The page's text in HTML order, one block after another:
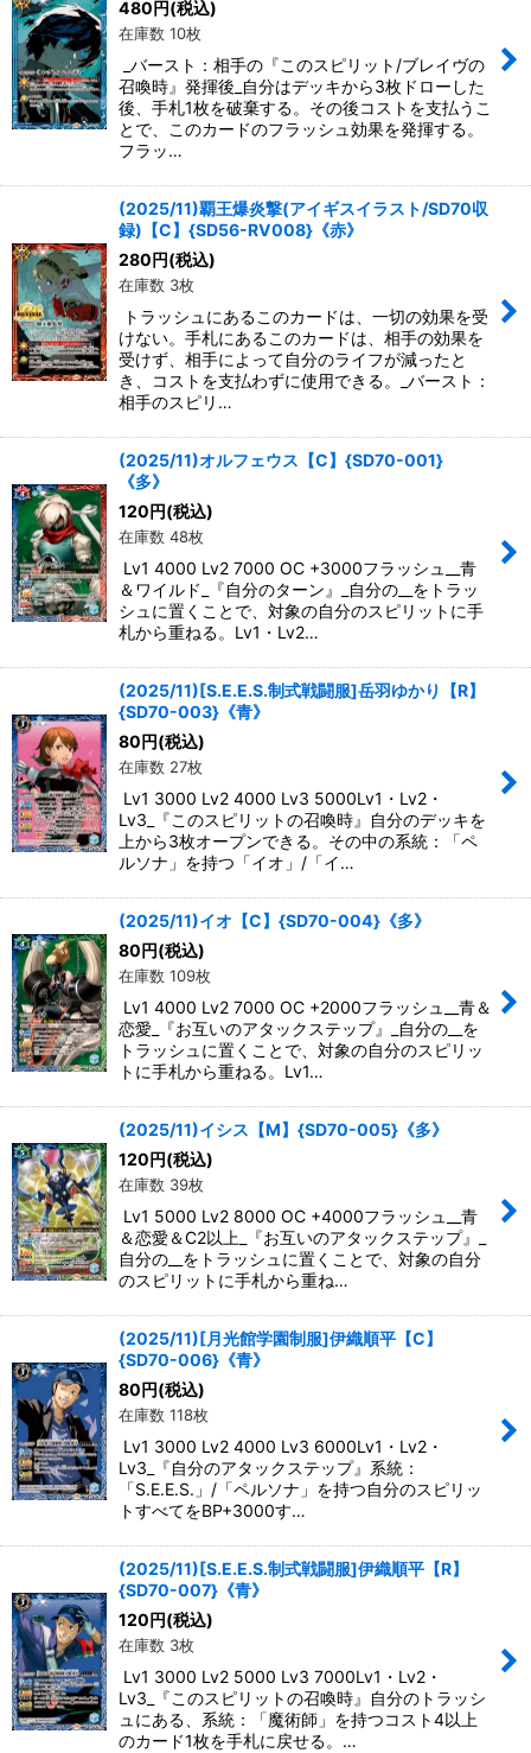
480 円(税込)
在庫数 10枚
_バースト：相手の『このスピリット/ブレイヴの
召喚時』発揮後_自分はデッキから3枚ドローした
後、手札1枚を破棄する。その後コストを支払うこ
とで、このカードのフラッシュ効果を発揮する。
フラッ…
(2025/11)覇王爆炎撃(アイギスイラスト/SD70収
録)【C】{SD56-RV008}《赤》
280 円(税込)
在庫数 3枚
トラッシュにあるこのカードは、一切の効果を受
けない。手札にあるこのカードは、相手の効果を
受けず、相手によって自分のライフが減ったと
き、コストを支払わずに使用できる。_バースト：
相手のスピリ…
(2025/11)オルフェウス【C】{SD70-001}
《多》
120 円(税込)
在庫数 48枚
Lv1 4000 Lv2 7000 OC +3000フラッシュ__青
＆ワイルド_『自分のターン』_自分の__をトラッ
シュに置くことで、対象の自分のスピリットに手
札から重ねる。Lv1・Lv2…
(2025/11)[S.E.E.S.制式戦闘服]岳羽ゆかり【R】
{SD70-003}《青》
80 円(税込)
在庫数 27枚
Lv1 3000 Lv2 4000 Lv3 5000Lv1・Lv2・
Lv3_『このスピリットの召喚時』自分のデッキを
上から3枚オープンできる。その中の系統：「ペ
ルソナ」を持つ「イオ」/「イ…
(2025/11)イオ【C】{SD70-004}《多》
80 円(税込)
在庫数 109枚
Lv1 4000 Lv2 7000 OC +2000フラッシュ__青＆
恋愛_『お互いのアタックステップ』_自分の__を
トラッシュに置くことで、対象の自分のスピリッ
トに手札から重ねる。Lv1…
(2025/11)イシス【M】{SD70-005}《多》
120 円(税込)
在庫数 39枚
Lv1 5000 Lv2 8000 OC +4000フラッシュ__青
＆恋愛＆C2以上_『お互いのアタックステップ』_
自分の__をトラッシュに置くことで、対象の自分
のスピリットに手札から重ね…
(2025/11)[月光館学園制服]伊織順平【C】
{SD70-006}《青》
80 円(税込)
在庫数 118枚
Lv1 3000 Lv2 4000 Lv3 6000Lv1・Lv2・
Lv3_『自分のアタックステップ』系統：
「S.E.E.S.」/「ペルソナ」を持つ自分のスピリッ
トすべてをBP+3000す…
(2025/11)[S.E.E.S.制式戦闘服]伊織順平【R】
{SD70-007}《青》
120 円(税込)
在庫数 3枚
Lv1 3000 Lv2 5000 Lv3 7000Lv1・Lv2・
Lv3_『このスピリットの召喚時』自分のトラッシ
ュにある、系統：「魔術師」を持つコスト4以上
のカード1枚を手札に戻せる。…